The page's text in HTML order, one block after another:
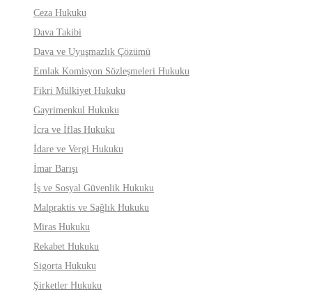
Ceza Hukuku
Dava Takibi
Dava ve Uyuşmazlık Çözümü
Emlak Komisyon Sözleşmeleri Hukuku
Fikri Mülkiyet Hukuku
Gayrimenkul Hukuku
İcra ve İflas Hukuku
İdare ve Vergi Hukuku
İmar Barışı
İş ve Sosyal Güvenlik Hukuku
Malpraktis ve Sağlık Hukuku
Miras Hukuku
Rekabet Hukuku
Sigorta Hukuku
Şirketler Hukuku